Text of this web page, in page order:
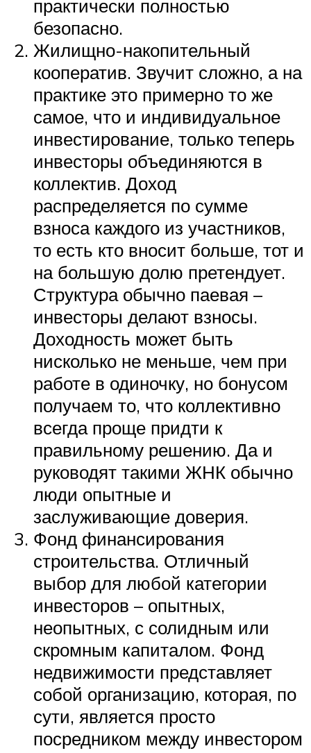
практически полностью
безопасно.
Жилищно-накопительный
кооператив. Звучит сложно, а на
практике это примерно то же
самое, что и индивидуальное
инвестирование, только теперь
инвесторы объединяются в
коллектив. Доход
распределяется по сумме
взноса каждого из участников,
то есть кто вносит больше, тот и
на большую долю претендует.
Структура обычно паевая –
инвесторы делают взносы.
Доходность может быть
нисколько не меньше, чем при
работе в одиночку, но бонусом
получаем то, что коллективно
всегда проще придти к
правильному решению. Да и
руководят такими ЖНК обычно
люди опытные и
заслуживающие доверия.
Фонд финансирования
строительства. Отличный
выбор для любой категории
инвесторов – опытных,
неопытных, с солидным или
скромным капиталом. Фонд
недвижимости представляет
собой организацию, которая, по
сути, является просто
посредником между инвестором